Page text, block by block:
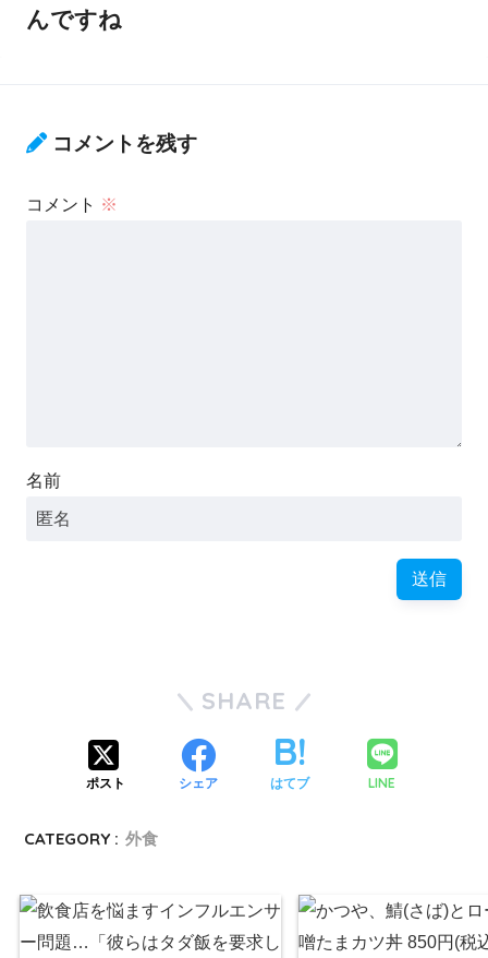
んですね
コメントを残す
コメント ※
名前
SHARE
ポスト シェア はてブ LINE
CATEGORY : 外食